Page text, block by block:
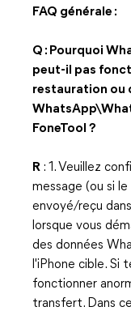
FAQ générale :
Q : Pourquoi
peut-il pas
restauration ou
FoneTool ?
R : 1. Veuillez
message (ou si
envoyé/reçu
lorsque vous
des données
l'iPhone cible. Si
fonctionner
transfert. Dans